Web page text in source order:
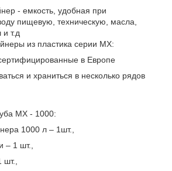
- емкость, удобная при
пищевую, техническую, масла,
и т.д
из пластика серии МХ:
в Европе
и храниться в несколько рядов
MX - 1000:
1000 л – 1шт.,
– 1 шт.,